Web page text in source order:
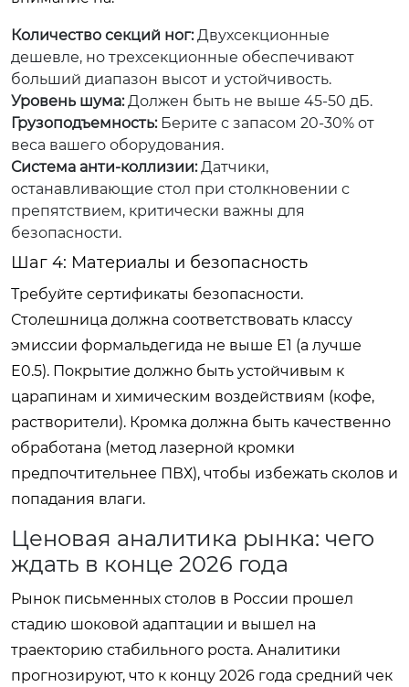
Количество секций ног:Двухсекционные
дешевле, но трехсекционные обеспечивают
больший диапазон высот и устойчивость.
Уровень шума:Должен быть не выше 45-50 дБ.
Грузоподъемность:Берите с запасом 20-30% от
веса вашего оборудования.
Система анти-коллизии:Датчики,
останавливающие стол при столкновении с
препятствием, критически важны для
безопасности.
Шаг 4: Материалы и безопасность
Требуйте сертификаты безопасности.
Столешница должна соответствовать классу
эмиссии формальдегида не выше E1 (а лучше
E0.5). Покрытие должно быть устойчивым к
царапинам и химическим воздействиям (кофе,
растворители). Кромка должна быть качественно
обработана (метод лазерной кромки
предпочтительнее ПВХ), чтобы избежать сколов и
попадания влаги.
Ценовая аналитика рынка: чего
ждать в конце 2026 года
Рынок письменных столов в России прошел
стадию шоковой адаптации и вышел на
траекторию стабильного роста. Аналитики
прогнозируют, что к концу 2026 года средний чек